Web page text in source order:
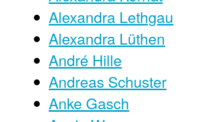
Alexandra Lethgau
Alexandra Lüthen
André Hille
Andreas Schuster
Anke Gasch